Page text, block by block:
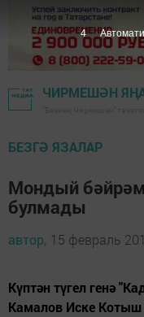
ЧИРМЕШӘН
БЕЗГӘ ЯЗАЛАР
Мондый
булмады
автор, 15 февраль
Күптән түгел генә
Камалов Иске Котыш
3